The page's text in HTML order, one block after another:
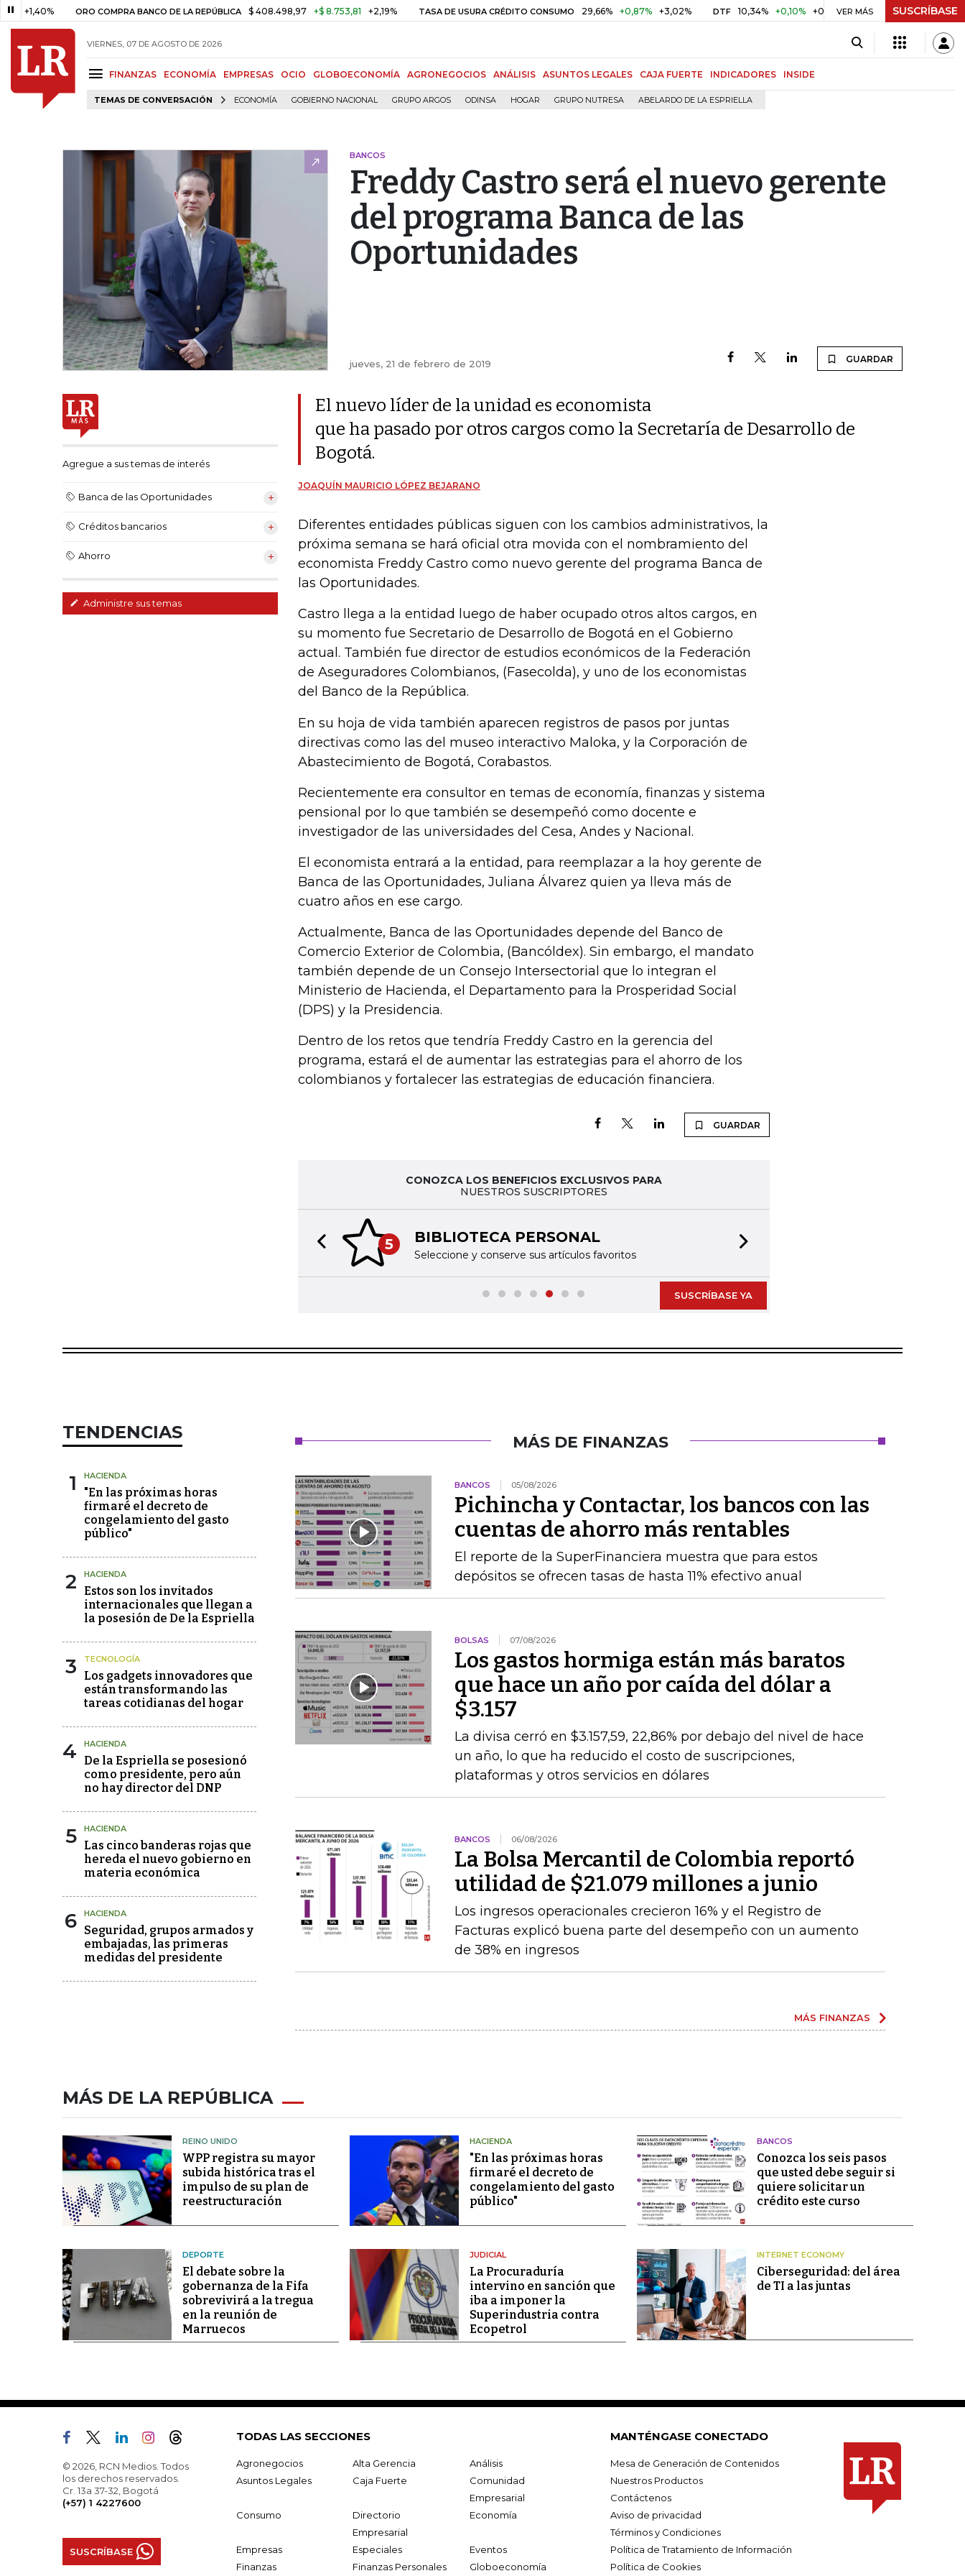
ORO COMPRA BANCO DE LA REPÚBLICA $ 408.498,97 +$ 8.753,81 +2,19% TASA DE USURA CRÉDITO CONSUMO 29,66% +0,87% +3,02% DTF 10,34% +0,10% +0,98% UVR $ 416,91 +$ 0,05
VER MÁS SUSCRÍBASE
VIERNES, 07 DE AGOSTO DE 2026
FINANZAS ECONOMÍA EMPRESAS OCIO GLOBOECONOMÍA AGRONEGOCIOS ANÁLISIS ASUNTOS LEGALES CAJA FUERTE INDICADORES INSIDE
TEMAS DE CONVERSACIÓN ECONOMÍA GOBIERNO NACIONAL GRUPO ARGOS ODINSA HOGAR GRUPO NUTRESA ABELARDO DE LA ESPRIELLA
BANCOS
Freddy Castro será el nuevo gerente
del programa Banca de las
Oportunidades
jueves, 21 de febrero de 2019 GUARDAR
Agregue a sus temas de interés
Banca de las Oportunidades
Créditos bancarios
Ahorro
Administre sus temas
El nuevo líder de la unidad es economista
que ha pasado por otros cargos como la Secretaría de Desarrollo de
Bogotá.
JOAQUÍN MAURICIO LÓPEZ BEJARANO
Diferentes entidades públicas siguen con los cambios administrativos, la
próxima semana se hará oficial otra movida con el nombramiento del
economista Freddy Castro como nuevo gerente del programa Banca de
las Oportunidades.
Castro llega a la entidad luego de haber ocupado otros altos cargos, en
su momento fue Secretario de Desarrollo de Bogotá en el Gobierno
actual. También fue director de estudios económicos de la Federación
de Aseguradores Colombianos, (Fasecolda), y uno de los economistas
del Banco de la República.
En su hoja de vida también aparecen registros de pasos por juntas
directivas como las del museo interactivo Maloka, y la Corporación de
Abastecimiento de Bogotá, Corabastos.
Recientemente era consultor en temas de economía, finanzas y sistema
pensional por lo que también se desempeñó como docente e
investigador de las universidades del Cesa, Andes y Nacional.
El economista entrará a la entidad, para reemplazar a la hoy gerente de
Banca de las Oportunidades, Juliana Álvarez quien ya lleva más de
cuatro años en ese cargo.
Actualmente, Banca de las Oportunidades depende del Banco de
Comercio Exterior de Colombia, (Bancóldex). Sin embargo, el mandato
también depende de un Consejo Intersectorial que lo integran el
Ministerio de Hacienda, el Departamento para la Prosperidad Social
(DPS) y la Presidencia.
Dentro de los retos que tendría Freddy Castro en la gerencia del
programa, estará el de aumentar las estrategias para el ahorro de los
colombianos y fortalecer las estrategias de educación financiera.
GUARDAR
CONOZCA LOS BENEFICIOS EXCLUSIVOS PARA
NUESTROS SUSCRIPTORES
5 BIBLIOTECA PERSONAL
Seleccione y conserve sus artículos favoritos
Previous slide
SUSCRÍBASE YA
TENDENCIAS
1 HACIENDA
"En las próximas horas
firmaré el decreto de
congelamiento del gasto
público"
2 HACIENDA
Estos son los invitados
internacionales que llegan a
la posesión de De la Espriella
3 TECNOLOGÍA
Los gadgets innovadores que
están transformando las
tareas cotidianas del hogar
4 HACIENDA
De la Espriella se posesionó
como presidente, pero aún
no hay director del DNP
5 HACIENDA
Las cinco banderas rojas que
hereda el nuevo gobierno en
materia económica
6 HACIENDA
Seguridad, grupos armados y
embajadas, las primeras
medidas del presidente
MÁS DE FINANZAS
BANCOS 05/08/2026
Pichincha y Contactar, los bancos con las
cuentas de ahorro más rentables
El reporte de la SuperFinanciera muestra que para estos
depósitos se ofrecen tasas de hasta 11% efectivo anual
BOLSAS 07/08/2026
Los gastos hormiga están más baratos
que hace un año por caída del dólar a
$3.157
La divisa cerró en $3.157,59, 22,86% por debajo del nivel de hace
un año, lo que ha reducido el costo de suscripciones,
plataformas y otros servicios en dólares
BANCOS 06/08/2026
La Bolsa Mercantil de Colombia reportó
utilidad de $21.079 millones a junio
Los ingresos operacionales crecieron 16% y el Registro de
Facturas explicó buena parte del desempeño con un aumento
de 38% en ingresos
MÁS FINANZAS
MÁS DE LA REPÚBLICA
REINO UNIDO
WPP registra su mayor
subida histórica tras el
impulso de su plan de
reestructuración
HACIENDA
"En las próximas horas
firmaré el decreto de
congelamiento del gasto
público"
BANCOS
Conozca los seis pasos
que usted debe seguir si
quiere solicitar un
crédito este curso
DEPORTE
El debate sobre la
gobernanza de la Fifa
sobrevivirá a la tregua
en la reunión de
Marruecos
JUDICIAL
La Procuraduría
intervino en sanción que
iba a imponer la
Superindustria contra
Ecopetrol
INTERNET ECONOMY
Ciberseguridad: del área
de TI a las juntas
© 2026, RCN Medios. Todos
los derechos reservados.
Cr. 13a 37-32, Bogotá
(+57) 1 4227600
SUSCRÍBASE
TODAS LAS SECCIONES
Agronegocios Alta Gerencia
Análisis
Asuntos Legales
Caja Fuerte
Comunidad
Empresarial
Consumo
Directorio
Empresarial
Economía
Empresas Especiales
Eventos
Finanzas
Finanzas Personales Globoeconomía
MANTÉNGASE CONECTADO
Mesa de Generación de Contenidos
Nuestros Productos
Contáctenos
Aviso de privacidad
Términos y Condiciones
Política de Tratamiento de Información
Política de Cookies